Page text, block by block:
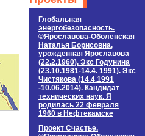
Глобальная
энергобезопасность.
©Ярославова-Оболенская
Наталья Борисовна,
урожденная Ярославова
(22.2.1960). Экс Годунина
(23.10.1981-14.4. 1991). Экс
Чистякова (14.4.1991
-10.06.2014). Кандидат
технических наук. Я
родилась 22 февраля
1960 в Нефтекамске
Проект Счастье.